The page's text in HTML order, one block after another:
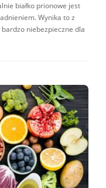
białko prionowe jest
Wynika to z
niebezpieczne dla